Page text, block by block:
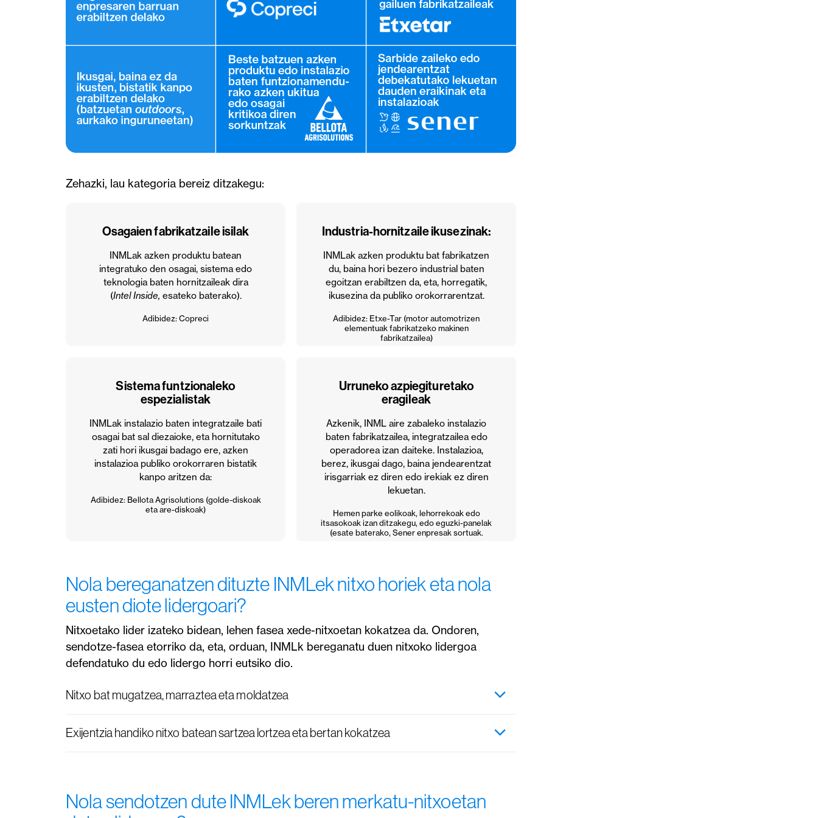
Zehazki, lau kategoria bereiz ditzakegu:
Osagaien fabrikatzaile isilak
INMLak azken produktu batean
integratuko den osagai, sistema edo
teknologia baten hornitzaileak dira
(Intel Inside, esateko baterako).
Adibidez: Copreci
Industria-hornitzaile ikusezinak:
INMLak azken produktu bat fabrikatzen
du, baina hori bezero industrial baten
egoitzan erabiltzen da, eta, horregatik,
ikusezina da publiko orokorrarentzat.
Adibidez: Etxe-Tar (motor automotrizen
elementuak fabrikatzeko makinen
fabrikatzailea)
Sistema funtzionaleko
espezialistak
INMLak instalazio baten integratzaile bati
osagai bat sal diezaioke, eta hornitutako
zati hori ikusgai badago ere, azken
instalazioa publiko orokorraren bistatik
kanpo aritzen da:
Adibidez: Bellota Agrisolutions (golde-diskoak
eta are-diskoak)
Urruneko azpiegituretako
eragileak
Azkenik, INML aire zabaleko instalazio
baten fabrikatzailea, integratzailea edo
operadorea izan daiteke. Instalazioa,
berez, ikusgai dago, baina jendearentzat
irisgarriak ez diren edo irekiak ez diren
lekuetan.
Hemen parke eolikoak, lehorrekoak edo
itsasokoak izan ditzakegu, edo eguzki-panelak
(esate baterako, Sener enpresak sortuak.
Nola bereganatzen dituzte INMLek nitxo horiek eta nola
eusten diote lidergoari?
Nitxoetako lider izateko bidean, lehen fasea xede-nitxoetan kokatzea da. Ondoren,
sendotze-fasea etorriko da, eta, orduan, INMLk bereganatu duen nitxoko lidergoa
defendatuko du edo lidergo horri eutsiko dio.
Nitxo bat mugatzea, marraztea eta moldatzea
Exijentzia handiko nitxo batean sartzea lortzea eta bertan kokatzea
Nola sendotzen dute INMLek beren merkatu-nitxoetan